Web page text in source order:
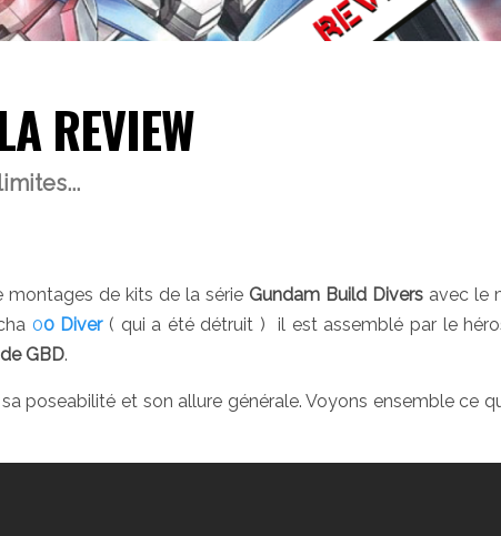
REVIEW
montages de kits de la série Gundam Build Diversavec le
00 Diver( qui a été détruit ) il est assemblé par le
GBD.
poseabilité et son allure générale. Voyons ensemble ce